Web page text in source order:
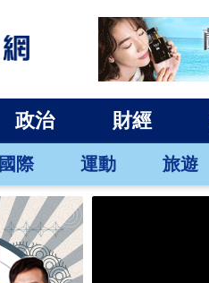
政治 財經
國際 運動 旅遊